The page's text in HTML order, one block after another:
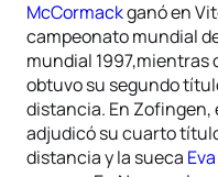
McCormackganó en
campeonato mundial
mundial 1997,mientras
obtuvo su segundo
distancia. En Zofingen,
adjudicó su cuarto
distancia y la sueca